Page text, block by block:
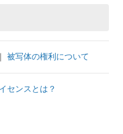
｜ 被写体の権利について
センスとは？